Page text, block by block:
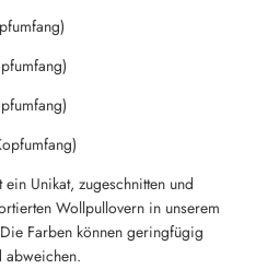
ein Unikat, zugeschnitten und
Wollpullovern in unserem
Farben können geringfügig
abweichen.